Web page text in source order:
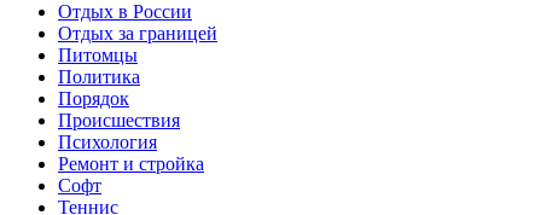
Отдых в России
Отдых за границей
Питомцы
Политика
Порядок
Происшествия
Психология
Ремонт и стройка
Софт
Теннис